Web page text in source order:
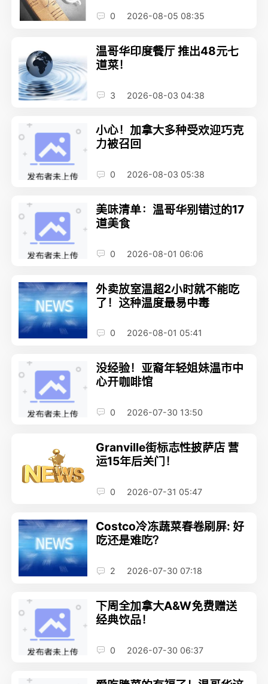
0 2026-08-05 08:35
温哥华印度餐厅 推出48元七
道菜！
3 2026-08-03 04:38
小心！加拿大多种受欢迎巧克
力被召回
0 2026-08-03 05:38
美味清单：温哥华别错过的17
道美食
0 2026-08-01 06:06
外卖放室温超2小时就不能吃
了！这种温度最易中毒
0 2026-08-01 05:41
没经验！亚裔年轻姐妹温市中
心开咖啡馆
0 2026-07-30 13:50
Granville街标志性披萨店 营
运15年后关门！
0 2026-07-31 05:47
Costco冷冻蔬菜春卷刷屏: 好
吃还是难吃？
2 2026-07-30 07:18
下周全加拿大A&W免费赠送
经典饮品！
0 2026-07-30 06:37